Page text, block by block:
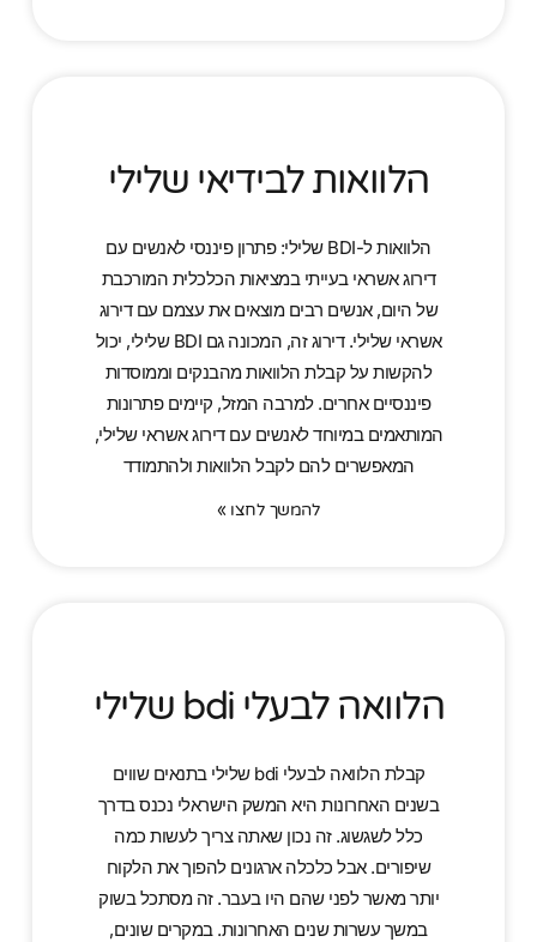
הלוואות לבידיאי שלילי
הלוואות ל-BDI שלילי: פתרון פיננסי לאנשים עם
דירוג אשראי בעייתי במציאות הכלכלית המורכבת
של היום, אנשים רבים מוצאים את עצמם עם דירוג
אשראי שלילי. דירוג זה, המכונה גם BDI שלילי, יכול
להקשות על קבלת הלוואות מהבנקים וממוסדות
פיננסיים אחרים. למרבה המזל, קיימים פתרונות
המותאמים במיוחד לאנשים עם דירוג אשראי שלילי,
המאפשרים להם לקבל הלוואות ולהתמודד
להמשך לחצו »
הלוואה לבעלי bdi שלילי
קבלת הלוואה לבעלי bdi שלילי בתנאים שווים
בשנים האחרונות היא המשק הישראלי נכנס בדרך
כלל לשגשוג. זה נכון שאתה צריך לעשות כמה
שיפורים. אבל כלכלה ארגונים להפוך את הלקוח
יותר מאשר לפני שהם היו בעבר. זה מסתכל בשוק
במשך עשרות שנים האחרונות. במקרים שונים,